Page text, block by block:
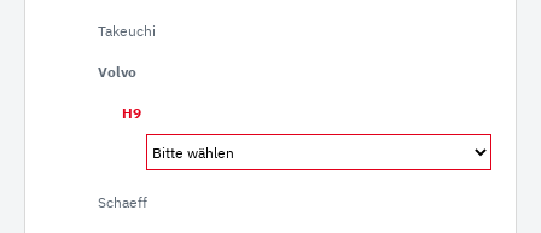
Takeuchi
Volvo
H9
Schaeff